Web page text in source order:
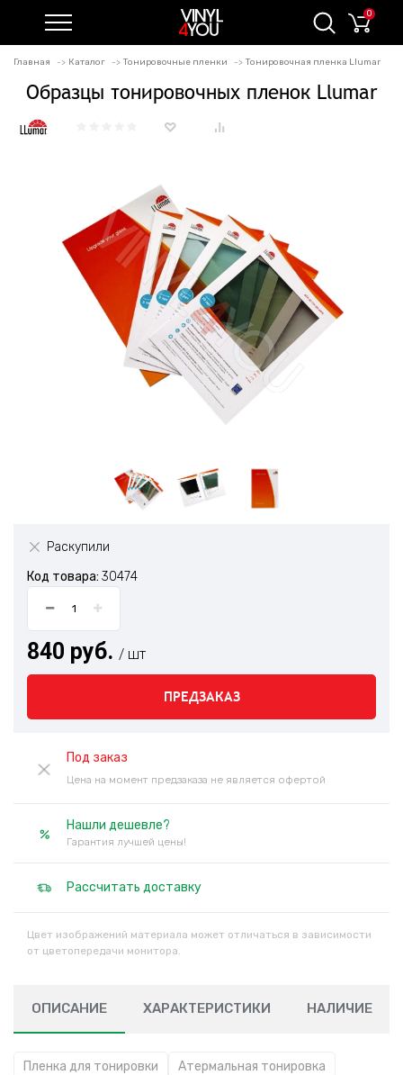
0
Главная Каталог Тонировочные пленки Тонировочная пленка Llumar
Образцы тонировочных пленок Llumar
Раскупили
Код товара: 30474
840 руб. / шт
ПРЕДЗАКАЗ
Под заказ
Цена на момент предзаказа не является офертой
Нашли дешевле?
Гарантия лучшей цены!
Рассчитать доставку
Цвет изображений материала может отличаться в зависимости
от цветопередачи монитора.
ОПИСАНИЕ ХАРАКТЕРИСТИКИ НАЛИЧИЕ
Пленка для тонировки
Атермальная тонировка